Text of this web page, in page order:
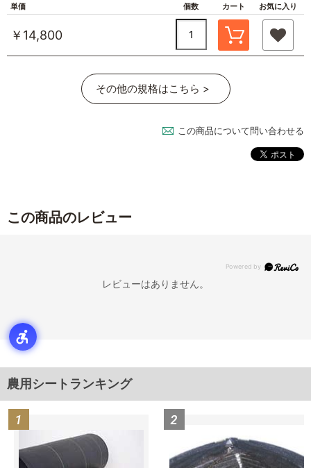
単価 個数 カート お気に入り
￥14,800
その他の規格はこちら >
この商品について問い合わせる
この商品のレビュー
レビューはありません。
農用シートランキング